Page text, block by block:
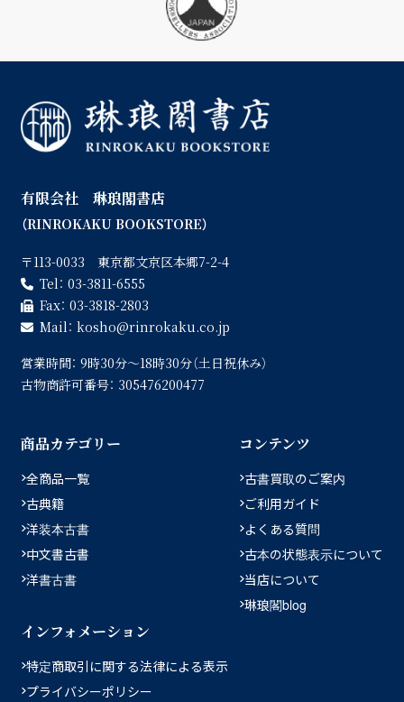
有限会社 琳琅閣書店
（RINROKAKU BOOKSTORE）
〒113-0033 東京都文京区本郷7-2-4
Tel： 03-3811-6555
Fax： 03-3818-2803
Mail： kosho
rinrokaku.co.jp
営業時間： 9時30分〜18時30分（土日祝休み）
古物商許可番号： 305476200477
商品カテゴリー
全商品一覧
古典籍
洋装本古書
中文書古書
洋書古書
コンテンツ
古書買取のご案内
ご利用ガイド
よくある質問
古本の状態表示について
当店について
琳琅閣blog
インフォメーション
特定商取引に関する法律による表示
プライバシーポリシー